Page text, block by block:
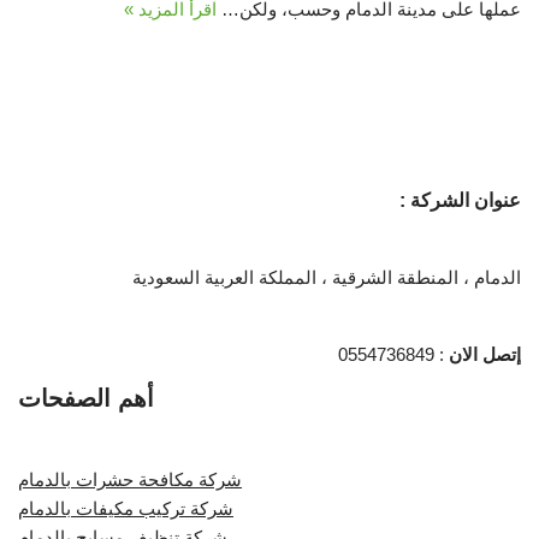
عملها على مدينة الدمام وحسب، ولكن… اقرأ المزيد »
عنوان الشركة :
الدمام ، المنطقة الشرقية ، المملكة العربية السعودية
إتصل الان : 0554736849
أهم الصفحات
شركة مكافحة حشرات بالدمام
شركة تركيب مكيفات بالدمام